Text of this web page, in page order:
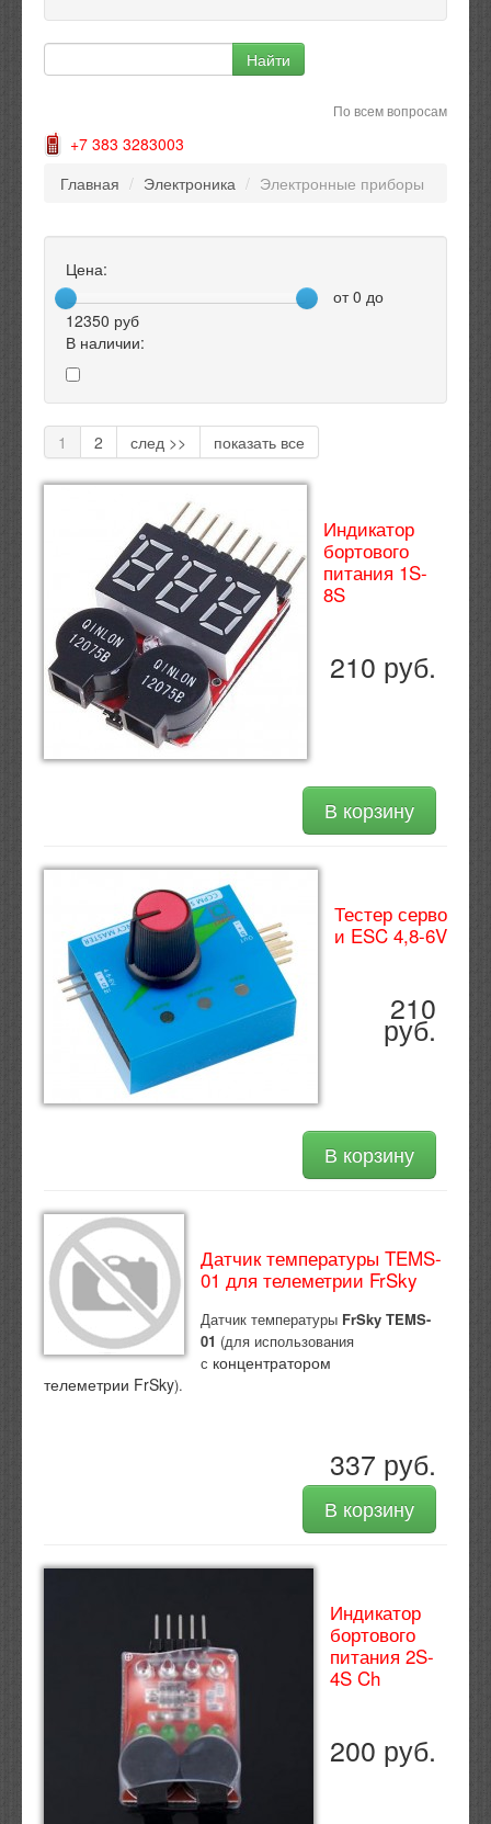
По всем вопросам
+7 383 3283003
Главная / Электроника / Электронные приборы
Цена:
от0 до
12350 руб
В наличии:
1 2 след >> показать все
Индикатор
бортового
питания 1S-
8S
210 руб.
В корзину
Тестер серво
и ESC 4,8-6V
210
руб.
В корзину
Датчик температуры TEMS-
01 для телеметрии FrSky
Датчик температуры FrSky TEMS-
01 (для использования
с концентратором
телеметрии FrSky).
337 руб.
В корзину
Индикатор
бортового
питания 2S-
4S Ch
200 руб.